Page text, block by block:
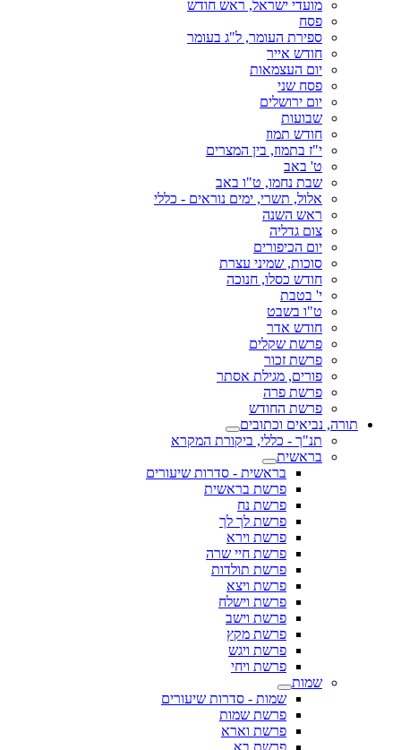
מועדי ישראל, ראש חודש
פסח
ספירת העומר, ל"ג בעומר
חודש אייר
יום העצמאות
פסח שני
יום ירושלים
שבועות
חודש תמוז
י"ז בתמוז, בין המצרים
ט' באב
שבת נחמו, ט"ו באב
אלול, תשרי, ימים נוראים - כללי
ראש השנה
צום גדליה
יום הכיפורים
סוכות, שמיני עצרת
חודש כסלו, חנוכה
י' בטבת
ט"ו בשבט
חודש אדר
פרשת שקלים
פרשת זכור
פורים, מגילת אסתר
פרשת פרה
פרשת החודש
תורה, נביאים וכתובים
תנ"ך - כללי, ביקורת המקרא
בראשית
בראשית - סדרות שיעורים
פרשת בראשית
פרשת נח
פרשת לך לך
פרשת וירא
פרשת חיי שרה
פרשת תולדות
פרשת ויצא
פרשת וישלח
פרשת וישב
פרשת מקץ
פרשת ויגש
פרשת ויחי
שמות
שמות - סדרות שיעורים
פרשת שמות
פרשת וארא